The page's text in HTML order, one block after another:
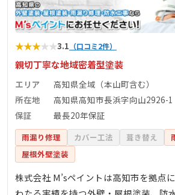
★★★★★3.1 （口コミ2件）
親切丁寧な地域密着型塗装
エリア
高知県全域（本山町含む）
所在地
高知県高知市長浜字向山2926-1
保証
最長20年保証
雨漏り修理 カバー工法 葺き替え
屋根外壁塗装
株式会社 M’sペイントは高知市を拠点